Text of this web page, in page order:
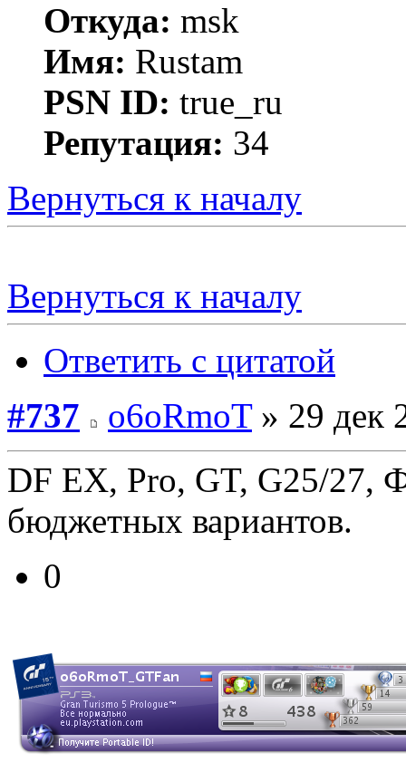
Откуда: msk
Имя: Rustam
PSN ID: true_ru
Репутация: 34
Вернуться к началу
Вернуться к началу
Ответить с цитатой
#737
o6oRmoT» 29 дек
DF EX, Pro, GT, G25/27,
бюджетных вариантов.
0